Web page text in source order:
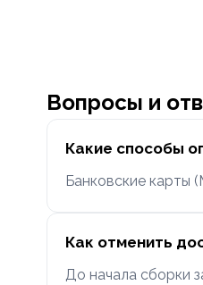
Вопросы и
Какие способы
Банковские карты
Как отменить
До начала сборки